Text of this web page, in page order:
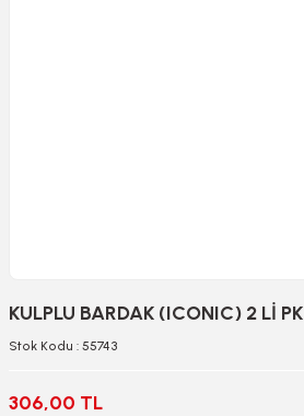
KULPLU BARDAK (ICONIC) 2 Lİ PK
Stok Kodu : 55743
306,00 TL